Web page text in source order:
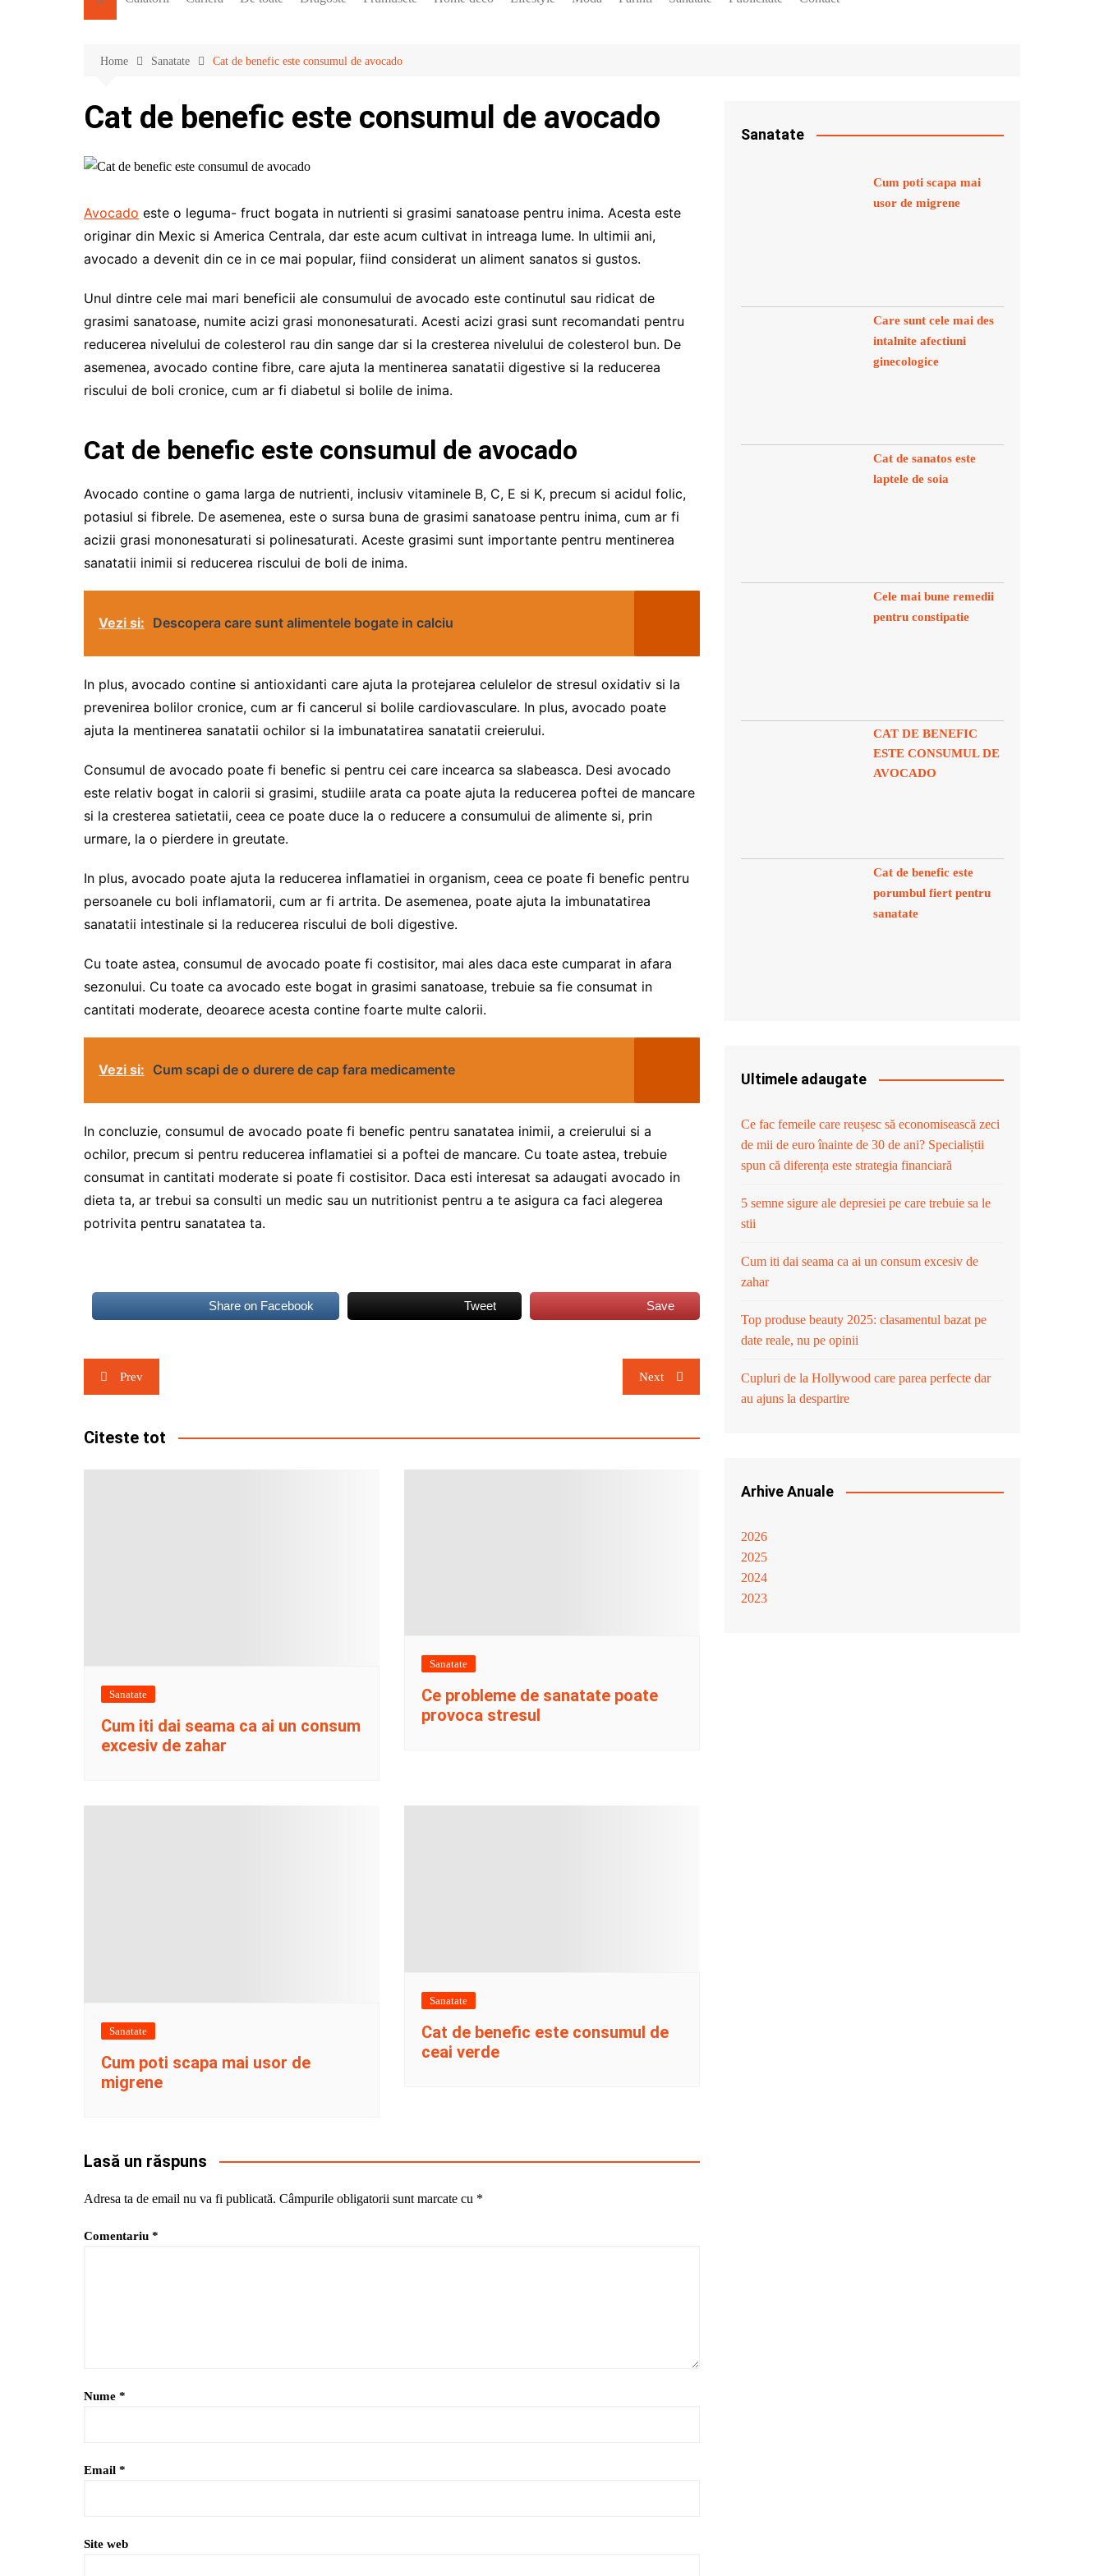
Home Sanatate Cat de benefic este consumul de avocado
Cat de benefic este consumul de avocado
Avocado este o leguma- fruct bogata in nutrienti si grasimi sanatoase pentru inima. Acesta este
originar din Mexic si America Centrala, dar este acum cultivat in intreaga lume. In ultimii ani,
avocado a devenit din ce in ce mai popular, fiind considerat un aliment sanatos si gustos.
Unul dintre cele mai mari beneficii ale consumului de avocado este continutul sau ridicat de
grasimi sanatoase, numite acizi grasi mononesaturati. Acesti acizi grasi sunt recomandati pentru
reducerea nivelului de colesterol rau din sange dar si la cresterea nivelului de colesterol bun. De
asemenea, avocado contine fibre, care ajuta la mentinerea sanatatii digestive si la reducerea
riscului de boli cronice, cum ar fi diabetul si bolile de inima.
Cat de benefic este consumul de avocado
Avocado contine o gama larga de nutrienti, inclusiv vitaminele B, C, E si K, precum si acidul folic,
potasiul si fibrele. De asemenea, este o sursa buna de grasimi sanatoase pentru inima, cum ar fi
acizii grasi mononesaturati si polinesaturati. Aceste grasimi sunt importante pentru mentinerea
sanatatii inimii si reducerea riscului de boli de inima.
Vezi si: Descopera care sunt alimentele bogate in calciu
In plus, avocado contine si antioxidanti care ajuta la protejarea celulelor de stresul oxidativ si la
prevenirea bolilor cronice, cum ar fi cancerul si bolile cardiovasculare. In plus, avocado poate
ajuta la mentinerea sanatatii ochilor si la imbunatatirea sanatatii creierului.
Consumul de avocado poate fi benefic si pentru cei care incearca sa slabeasca. Desi avocado
este relativ bogat in calorii si grasimi, studiile arata ca poate ajuta la reducerea poftei de mancare
si la cresterea satietatii, ceea ce poate duce la o reducere a consumului de alimente si, prin
urmare, la o pierdere in greutate.
In plus, avocado poate ajuta la reducerea inflamatiei in organism, ceea ce poate fi benefic pentru
persoanele cu boli inflamatorii, cum ar fi artrita. De asemenea, poate ajuta la imbunatatirea
sanatatii intestinale si la reducerea riscului de boli digestive.
Cu toate astea, consumul de avocado poate fi costisitor, mai ales daca este cumparat in afara
sezonului. Cu toate ca avocado este bogat in grasimi sanatoase, trebuie sa fie consumat in
cantitati moderate, deoarece acesta contine foarte multe calorii.
Vezi si: Cum scapi de o durere de cap fara medicamente
In concluzie, consumul de avocado poate fi benefic pentru sanatatea inimii, a creierului si a
ochilor, precum si pentru reducerea inflamatiei si a poftei de mancare. Cu toate astea, trebuie
consumat in cantitati moderate si poate fi costisitor. Daca esti interesat sa adaugati avocado in
dieta ta, ar trebui sa consulti un medic sau un nutritionist pentru a te asigura ca faci alegerea
potrivita pentru sanatatea ta.
Share on Facebook Tweet Save
Navigare
în
articole
Prev Next
Citeste tot
Sanatate
Cum iti dai seama ca ai un consum
excesiv de zahar
Sanatate
Ce probleme de sanatate poate
provoca stresul
Sanatate
Cum poti scapa mai usor de
migrene
Sanatate
Cat de benefic este consumul de
ceai verde
Lasă un răspuns
Adresa ta de email nu va fi publicată. Câmpurile obligatorii sunt marcate cu *
Comentariu *
Nume *
Email *
Site web
Sanatate
Cum poti scapa mai
usor de migrene
Care sunt cele mai des
intalnite afectiuni
ginecologice
Cat de sanatos este
laptele de soia
Cele mai bune remedii
pentru constipatie
CAT DE BENEFIC
ESTE CONSUMUL DE
AVOCADO
Cat de benefic este
porumbul fiert pentru
sanatate
Ultimele adaugate
Ce fac femeile care reușesc să economisească zeci
de mii de euro înainte de 30 de ani? Specialiștii
spun că diferența este strategia financiară
5 semne sigure ale depresiei pe care trebuie sa le
stii
Cum iti dai seama ca ai un consum excesiv de
zahar
Top produse beauty 2025: clasamentul bazat pe
date reale, nu pe opinii
Cupluri de la Hollywood care parea perfecte dar
au ajuns la despartire
Arhive Anuale
2026
2025
2024
2023